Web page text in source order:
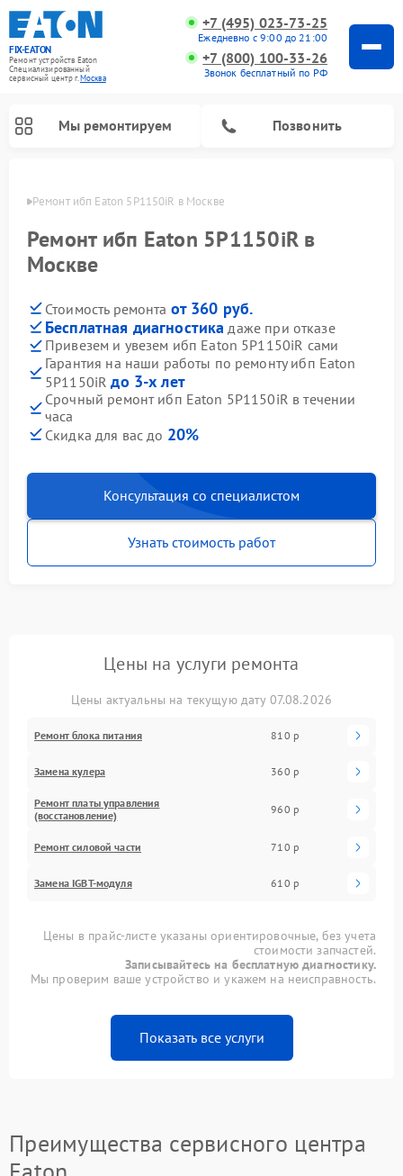
FIX-EATON
Ремонт устройств Eaton
Специализированный
cервисный центр г.Москва
+7 (495) 023-73-25
Ежедневно с 9:00 до 21:00
+7 (800) 100-33-26
Звонок бесплатный по РФ
Мы ремонтируем Позвонить
Ремонт ибп Eaton 5P1150iR в Москве
Ремонт ибп Eaton 5P1150iR в
Москве
Стоимость ремонта от 360 руб.
Бесплатная диагностика даже при отказе
Привезем и увезем ибп Eaton 5P1150iR сами
Гарантия на наши работы по ремонту ибп Eaton
5P1150iRдо 3-х лет
Срочный ремонт ибп Eaton 5P1150iR в течении
часа
Скидка для вас до 20%
Консультация со специалистом
Узнать стоимость работ
Цены на услуги ремонта
Цены актуальны на текущую дату 07.08.2026
Ремонт блока питания 810 р
Замена кулера 360 р
Ремонт платы управления
(восстановление)
960 р
Ремонт силовой части 710 р
Замена IGBT-модуля 610 р
Цены в прайс-листе указаны ориентировочные, без учета
стоимости запчастей.
Записывайтесь на бесплатную диагностику.
Мы проверим ваше устройство и укажем на неисправность.
Показать все услуги
Преимущества сервисного центра